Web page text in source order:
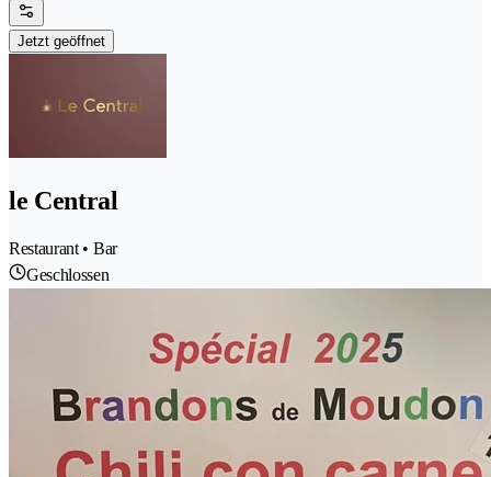
Jetzt geöffnet
le Central
Restaurant • Bar
Geschlossen